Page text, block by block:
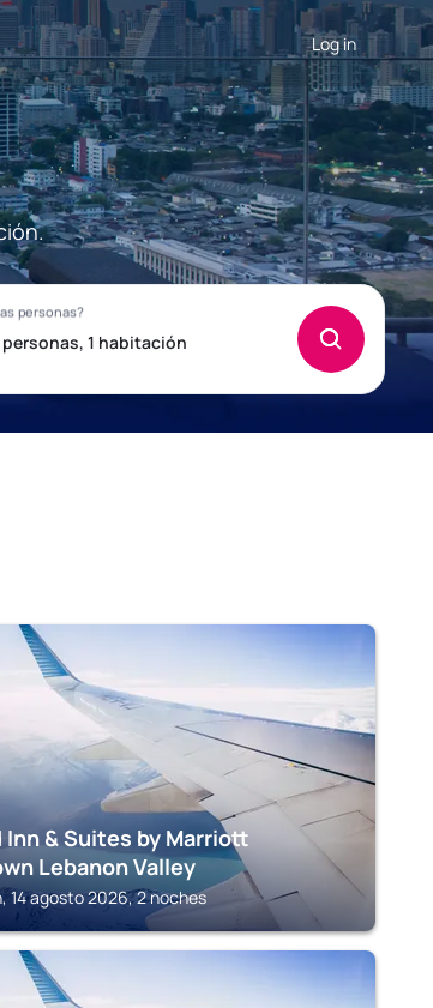
Log in
Inn & Suites by Marriott
Lebanon Valley
14 agosto 2026, 2 noches